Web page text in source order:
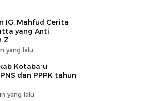
IG, Mahfud Cerita
yang Anti
Z
yang lalu
Kotabaru
dan PPPK tahun
yang lalu